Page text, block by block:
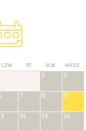
CZW. PT. SOB. NIEDZ.
1 2
7 8 9
14 15 16